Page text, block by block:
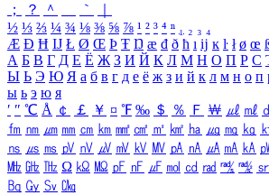
；
？ ＾ ｀
½ ⅓ ⅔ ¼ ¾ ⅛ ⅜ ⅝ ⅞ ¹ ² ³ ⁴ ⁿ ₁ ₂ ₃ ₄
Æ Ð Ħ Ĳ Ł Ø Œ Þ Ŧ Ŋ æ đ ð ħ ı ĳ ĸ ŀ ł ø œ
А Б В Г Д Е Ё Ж З И Й К Л М Н О П Р С
Ы Ь Э Ю Я а б в г д е ё ж з и й к л м н о п
ы ь э ю я
′ ″ ℃ Å ￠ ￡ ￥ ¤ ℉ ‰ ＄ ％ Ｆ ￦ ㎕ ㎖
㎙ ㎚ ㎛ ㎜ ㎝ ㎞ ㎟ ㎠ ㎡ ㎢ ㏊ ㎍ ㎎ ㎏
㎱ ㎲ ㎳ ㎴ ㎵ ㎶ ㎷ ㎸ ㎹ ㎀ ㎁ ㎂ ㎃ ㎄
㎒ ㎓ ㎔ Ω ㏀ ㏁ ㎊ ㎋ ㎌ ㏖ ㏅ ㎭ ㎮ ㎯ ㏛
㏃ ㏉ ㏜ ㏆